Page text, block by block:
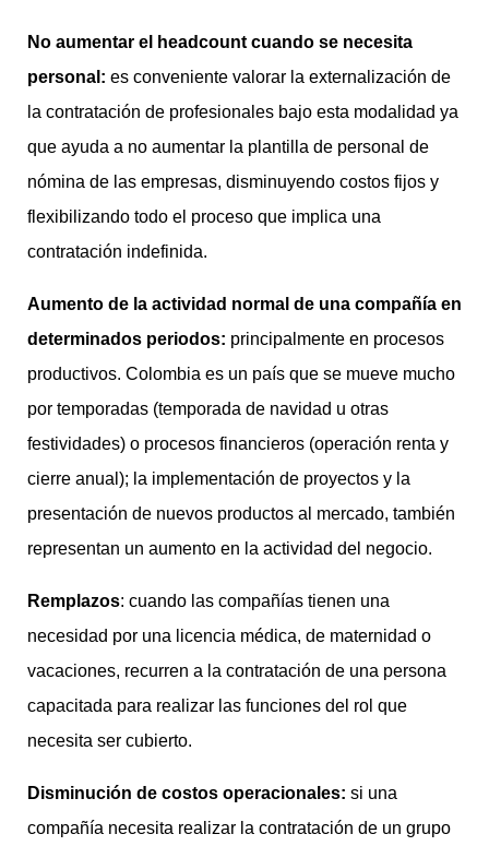
No aumentar el headcount cuando se necesita
personal: es conveniente valorar la externalización de
la contratación de profesionales bajo esta modalidad ya
que ayuda a no aumentar la plantilla de personal de
nómina de las empresas, disminuyendo costos fijos y
flexibilizando todo el proceso que implica una
contratación indefinida.
Aumento de la actividad normal de una compañía en
determinados periodos: principalmente en procesos
productivos. Colombia es un país que se mueve mucho
por temporadas (temporada de navidad u otras
festividades) o procesos financieros (operación renta y
cierre anual); la implementación de proyectos y la
presentación de nuevos productos al mercado, también
representan un aumento en la actividad del negocio.
Remplazos: cuando las compañías tienen una
necesidad por una licencia médica, de maternidad o
vacaciones, recurren a la contratación de una persona
capacitada para realizar las funciones del rol que
necesita ser cubierto.
Disminución de costos operacionales: si una
compañía necesita realizar la contratación de un grupo